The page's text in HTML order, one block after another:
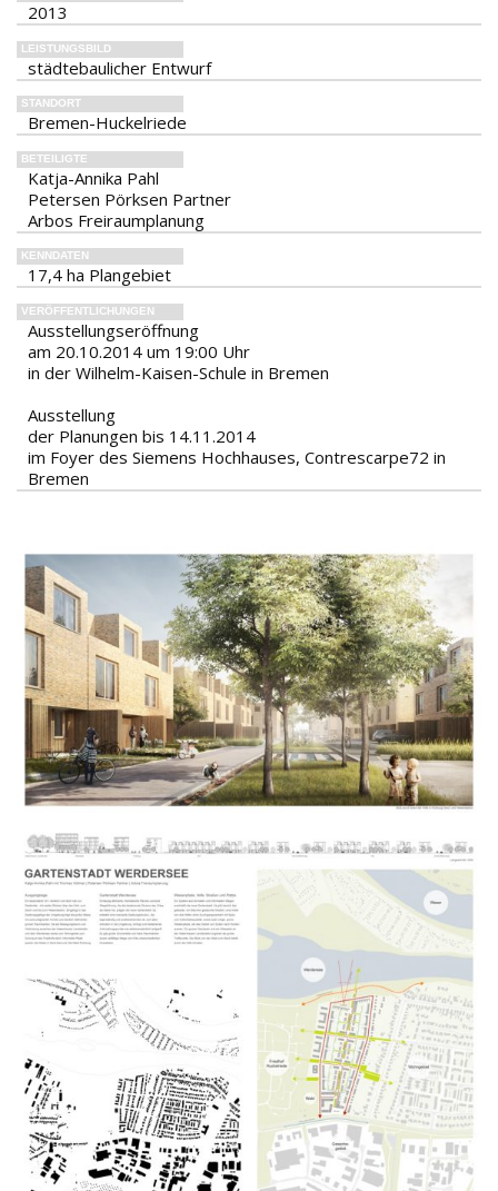
2013
LEISTUNGSBILD
städtebaulicher Entwurf
STANDORT
Bremen-Huckelriede
BETEILIGTE
Katja-Annika Pahl
Petersen Pörksen Partner
Arbos Freiraumplanung
KENNDATEN
17,4 ha Plangebiet
VERÖFFENTLICHUNGEN
Ausstellungseröffnung
am 20.10.2014 um 19:00 Uhr
in der Wilhelm-Kaisen-Schule in Bremen
Ausstellung
der Planungen bis 14.11.2014
im Foyer des Siemens Hochhauses, Contrescarpe72 in
Bremen